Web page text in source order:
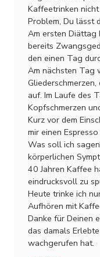
Kaffeetrinken
Problem, Du lässt
Am ersten Diättag
bereits
den einen Tag
Am nächsten Tag
auf. Im Laufe des
Kopfschmerzen
Kurz vor dem
mir einen
Was soll ich
körperlichen
40 Jahren Kaffee
eindrucksvoll zu
Heute trinke ich
Aufhören mit
Danke für Deinen
das damals
wachgerufen hat.